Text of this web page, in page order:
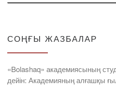
СОҢҒЫ ЖАЗБАЛАР
«Bolashaq» академиясының
дейін: Академияның алғашқы